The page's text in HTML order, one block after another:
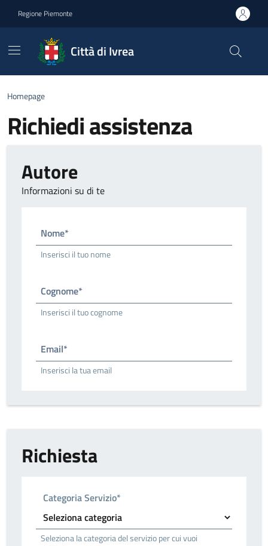
Regione Piemonte
Città di Ivrea
Homepage
Richiedi assistenza
Autore
Informazioni su di te
Nome*
Inserisci il tuo nome
Cognome*
Inserisci il tuo cognome
Email*
Inserisci la tua email
Richiesta
Categoria Servizio*
Seleziona la categoria del servizio per cui vuoi